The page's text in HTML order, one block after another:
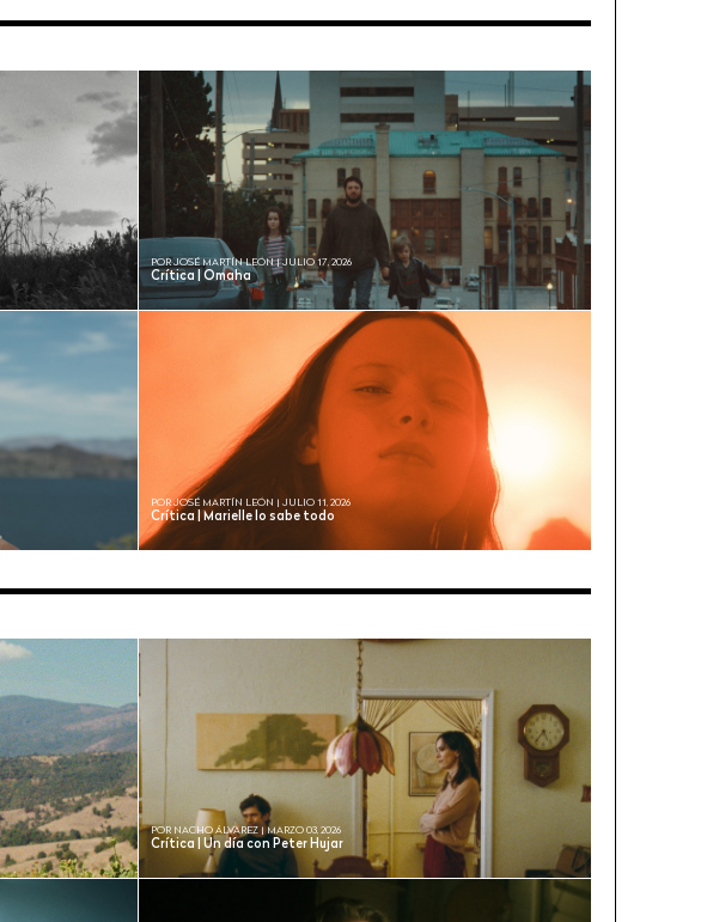
Crítica | Omaha
POR JOSÉ MARTÍN LEÓN | JULIO 17, 2026
Crítica | Marielle lo sabe todo
POR JOSÉ MARTÍN LEÓN | JULIO 11, 2026
Crítica | Un día con Peter Hujar
POR NACHO ÁLVAREZ | MARZO 03, 2026